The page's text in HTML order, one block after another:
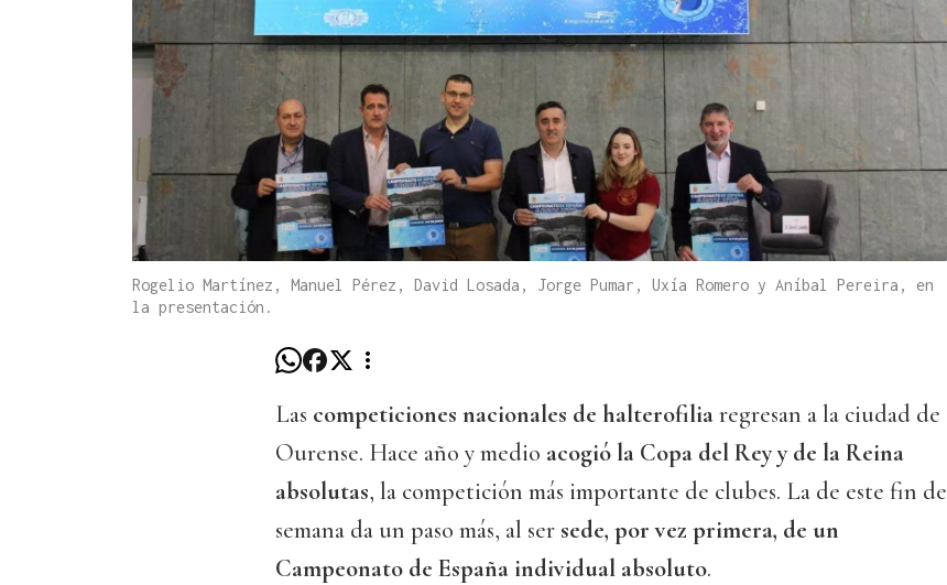
Rogelio Martínez, Manuel Pérez, David Losada, Jorge Pumar, Uxía Romero y Aníbal Pereira, en
la presentación.
Las competiciones nacionales de halterofiliaregresan a la ciudad de
Ourense. Hace año y medio acogió la Copa del Rey y de la Reina
absolutas, la competición más importante de clubes. La de este fin de
semana da un paso más, al ser sede, por vez primera, de un
Campeonato de España individual absoluto.